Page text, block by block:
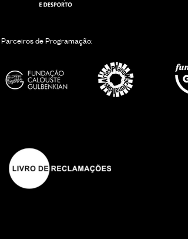
Parceiros de Programação: